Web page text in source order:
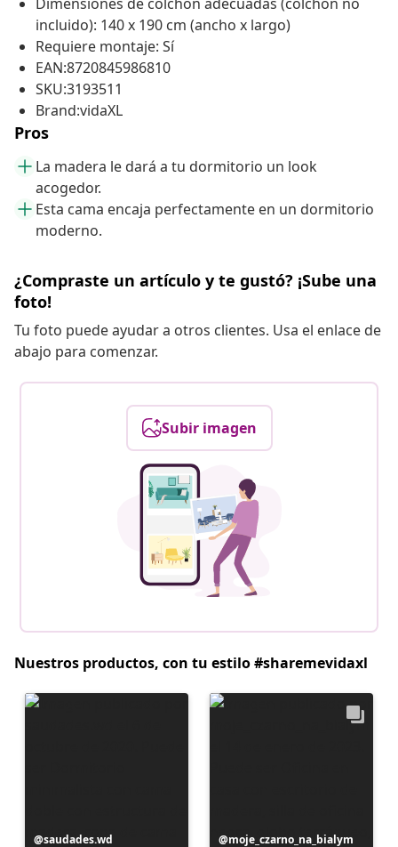
incluido): 140 x 190 cm (ancho x largo)
Requiere montaje: Sí
EAN:8720845986810
SKU:3193511
Brand:vidaXL
Pros
La madera le dará a tu dormitorio un look
acogedor.
Esta cama encaja perfectamente en un dormitorio
moderno.
¿Compraste un artículo y te gustó? ¡Sube una
foto!
Tu foto puede ayudar a otros clientes. Usa el enlace de
abajo para comenzar.
Subir imagen
Nuestros productos, con tu estilo #sharemevidaxl
Publicación
saudades.wd
Publicación
moje_czarno_na_bialym